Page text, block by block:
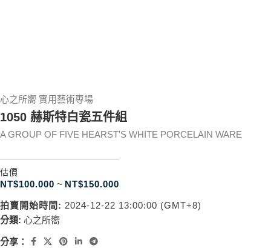
心之所嚮 實用藝術專場
1050 赫斯特白瓷五件組
A GROUP OF FIVE HEARST'S WHITE PORCELAIN WARE
估價
NT$100.000 ~ NT$150.000
拍賣開始時間: 2024-12-22 13:00:00 (GMT+8)
分類: 心之所嚮
分享：